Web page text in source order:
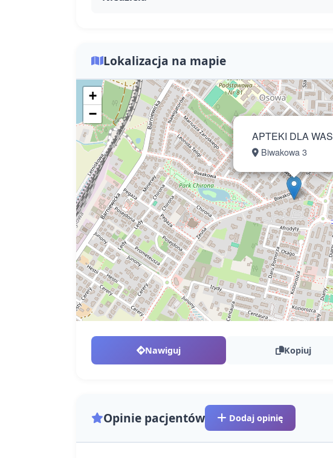
Lokalizacja na mapie
APTEKI DLA WAS
Biwakowa 3
+
−
Nawiguj Kopiuj
Opinie pacjentów Dodaj opinię